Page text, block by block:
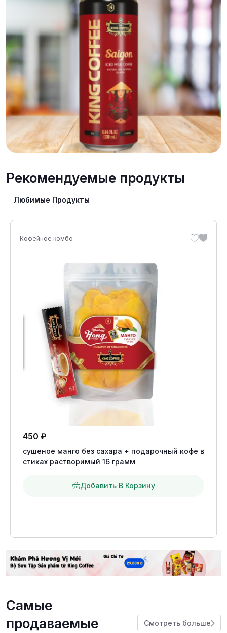
Рекомендуемые продукты
Любимые Продукты
Кофейное комбо
450 ₽
сушеное манго без сахара + подарочный кофе в
стиках растворимый 16 грамм
Добавить В Корзину
Самые
продаваемые
Смотреть больше